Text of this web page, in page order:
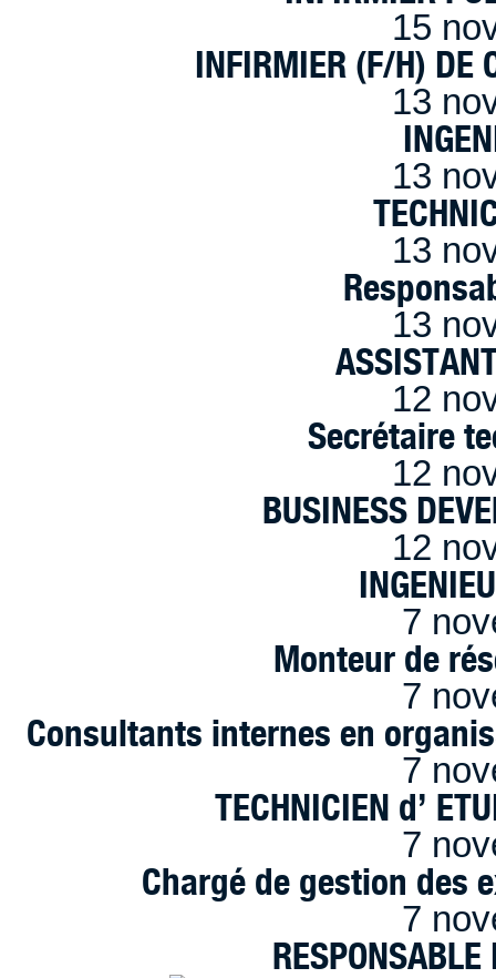
15
INFIRMIER (F/H) DE
13
13
13
13
12
Secrétaire
12
BUSINESS
12
7
Monteur de
7
Consultants internes en
7
TECHNICIEN d’
7
Chargé de gestion des
7